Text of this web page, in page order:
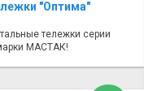
"Оптима"
тележки серии
МАСТАК!